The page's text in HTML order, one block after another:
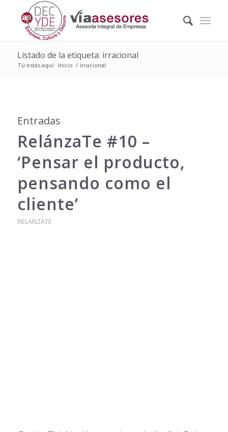
Listado de la etiqueta: irracional
Tú estás aquí: Inicio / irracional
Entradas
RelánzaTe #10 –
‘Pensar el producto,
pensando como el
cliente’
RELANZATE